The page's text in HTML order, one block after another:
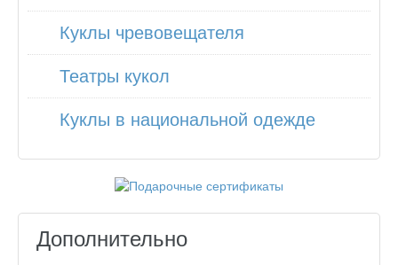
Куклы чревовещателя
Театры кукол
Куклы в национальной одежде
Дополнительно